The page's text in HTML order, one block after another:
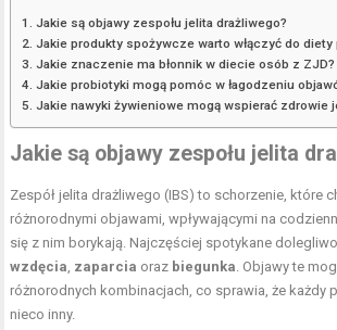
Jakie są objawy zespołu jelita drażliwego?
Jakie produkty spożywcze warto włączyć do diety
Jakie znaczenie ma błonnik w diecie osób z ZJD?
Jakie probiotyki mogą pomóc w łagodzeniu
Jakie nawyki żywieniowe mogą wspierać zdrowie
Jakie są objawy zespołu jelita
Zespół jelita drażliwego (IBS) to schorzenie, które
różnorodnymi objawami, wpływającymi na
się z nim borykają. Najczęściej spotykane
wzdęcia, zaparcia oraz biegunka. Objawy te
różnorodnych kombinacjach, co sprawia, że każdy
nieco inny.